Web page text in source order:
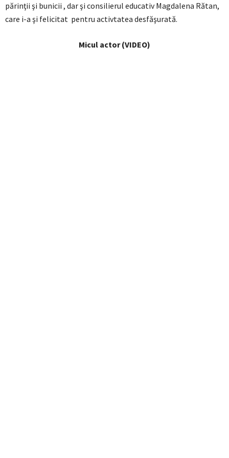
părinţii şi bunicii , dar şi consilierul educativ Magdalena Rătan,
care i-a şi felicitat pentru activtatea desfăşurată.
Micul actor (VIDEO)